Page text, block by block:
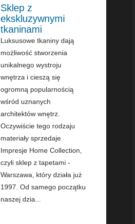
Sklep z
ekskluzywnymi
tkaninami
Luksusowe tkaniny dają
możliwość stworzenia
unikalnego wystroju
wnętrza i cieszą się
ogromną popularnością
wśród uznanych
architektów wnętrz.
Oczywiście tego rodzaju
materiały sprzedaje
Impresje Home Collection,
czyli sklep z tapetami -
Warszawa, który działa już
1997. Od samego początku
naszej dzia...